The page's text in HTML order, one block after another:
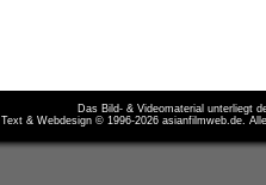
Das Bild- & Videomaterial unterliegt
Text & Webdesign © 1996-2026 asianfilmweb.de.